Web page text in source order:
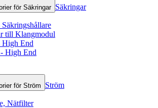
för Säkringar Säkringar
till Klangmodul
High End
High End
för Ström Ström
Nätfilter